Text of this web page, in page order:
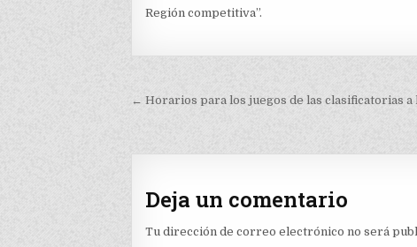
Región competitiva”.
Navegación
entradas
← Horarios para los juegos de las clasificatorias a
Deja un comentario
Tu dirección de correo electrónico no será